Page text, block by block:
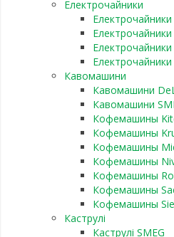
Електрочайники
Електрочайники
Кавомашини
Кавомашини
Кавомашини
Кофемашины
Кофемашины
Кофемашины
Кофемашины
Кофемашины
Кофемашины
Кофемашины
Каструлі
Каструлі SMEG